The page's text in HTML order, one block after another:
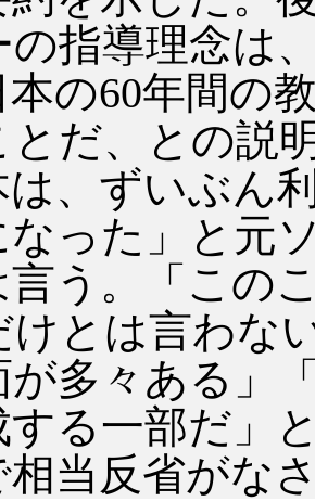
の指導理念は
本の60年間の
とだ、との説
、ずいぶん
なった」と元
言う。「この
けとは言わな
が多々ある」
する一部だ」
相当反省がな